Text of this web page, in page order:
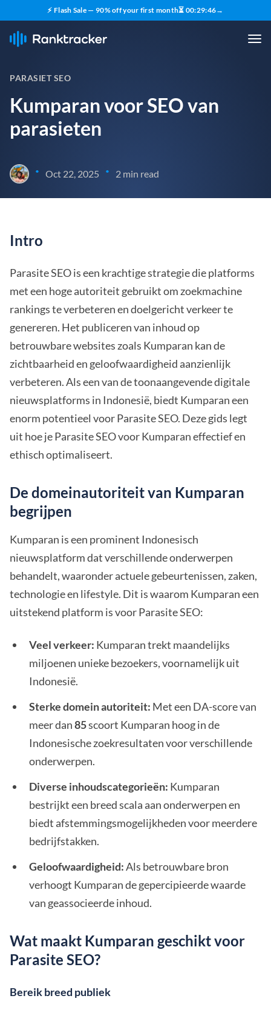
⚡ Flash Sale — 90% off your first month⏳ 00:29:45→
PARASIET SEO
Kumparan voor SEO van
parasieten
• Oct 22, 2025 • 2 min read
Intro
Parasite SEO is een krachtige strategie die platforms
met een hoge autoriteit gebruikt om zoekmachine
rankings te verbeteren en doelgericht verkeer te
genereren. Het publiceren van inhoud op
betrouwbare websites zoals Kumparan kan de
zichtbaarheid en geloofwaardigheid aanzienlijk
verbeteren. Als een van de toonaangevende digitale
nieuwsplatforms in Indonesië, biedt Kumparan een
enorm potentieel voor Parasite SEO. Deze gids legt
uit hoe je Parasite SEO voor Kumparan effectief en
ethisch optimaliseert.
De domeinautoriteit van Kumparan
begrijpen
Kumparan is een prominent Indonesisch
nieuwsplatform dat verschillende onderwerpen
behandelt, waaronder actuele gebeurtenissen, zaken,
technologie en lifestyle. Dit is waarom Kumparan een
uitstekend platform is voor Parasite SEO:
Veel verkeer: Kumparan trekt maandelijks
miljoenen unieke bezoekers, voornamelijk uit
Indonesië.
Sterke domein autoriteit: Met een DA-score van
meer dan85scoort Kumparan hoog in de
Indonesische zoekresultaten voor verschillende
onderwerpen.
Diverse inhoudscategorieën: Kumparan
bestrijkt een breed scala aan onderwerpen en
biedt afstemmingsmogelijkheden voor meerdere
bedrijfstakken.
Geloofwaardigheid:Als betrouwbare bron
verhoogt Kumparan de gepercipieerde waarde
van geassocieerde inhoud.
Wat maakt Kumparan geschikt voor
Parasite SEO?
Bereik breed publiek